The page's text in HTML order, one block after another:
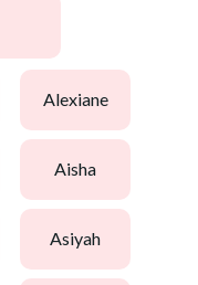
alexiane
aisha
asiyah